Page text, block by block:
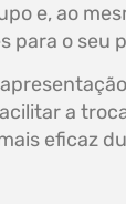
e, ao
para o seu
a
eficaz